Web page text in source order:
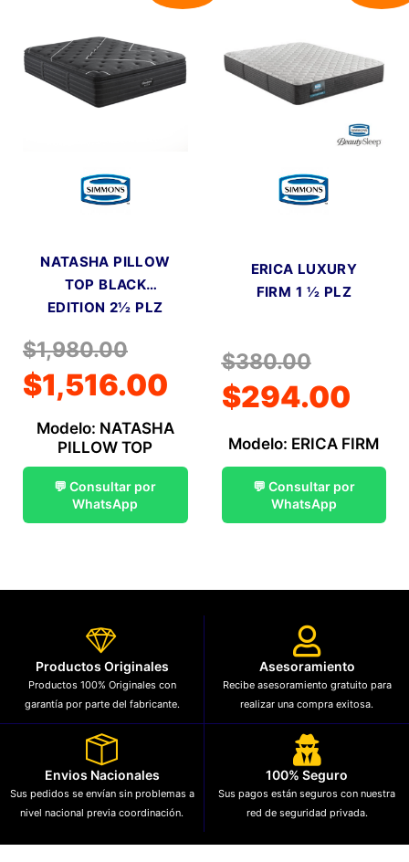
NATASHA PILLOW
TOP BLACK
EDITION 2½ PLZ
$1,980.00
$1,516.00
Modelo: NATASHA
PILLOW TOP
💬 Consultar por
WhatsApp
ERICA LUXURY
FIRM 1 ½ PLZ
$380.00
$294.00
Modelo: ERICA FIRM
💬 Consultar por
WhatsApp
Productos Originales
Productos 100% Originales con
garantía por parte del fabricante.
Asesoramiento
Recibe asesoramiento gratuito para
realizar una compra exitosa.
Envios Nacionales
Sus pedidos se envían sin problemas a
nivel nacional previa coordinación.
100% Seguro
Sus pagos están seguros con nuestra
red de seguridad privada.